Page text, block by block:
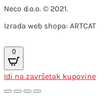
Neco d.o.o. © 2021.
Izrada web shopa: ARTCAT
0
Idi na završetak kupovine